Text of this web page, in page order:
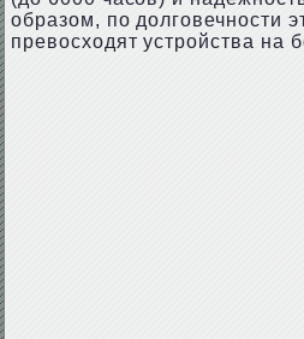
образом, по долговечности
превосходят устройства на